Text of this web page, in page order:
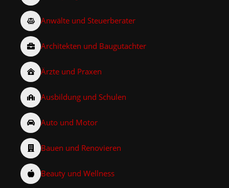
Anwälte und Steuerberater
Architekten und Baugutachter
Ärzte und Praxen
Ausbildung und Schulen
Auto und Motor
Bauen und Renovieren
Beauty und Wellness